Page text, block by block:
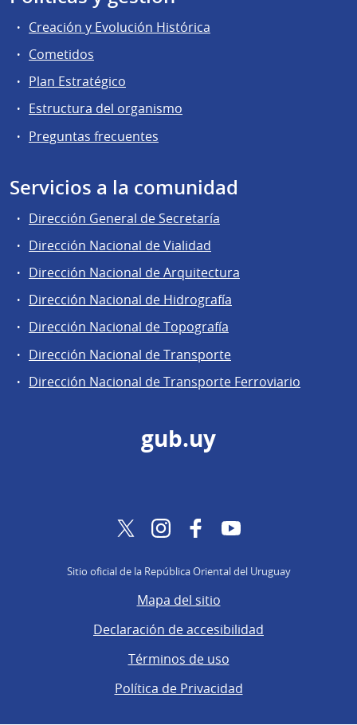
Creación y Evolución Histórica
Cometidos
Plan Estratégico
Estructura del organismo
Preguntas frecuentes
Servicios a la comunidad
Dirección General de Secretaría
Dirección Nacional de Vialidad
Dirección Nacional de Arquitectura
Dirección Nacional de Hidrografía
Dirección Nacional de Topografía
Dirección Nacional de Transporte
Dirección Nacional de Transporte Ferroviario
gub.uy
TwitterInstagramFacebookYouTube
Sitio oficial de la República Oriental del Uruguay
Mapa del sitio
Declaración de accesibilidad
Términos de uso
Política de Privacidad